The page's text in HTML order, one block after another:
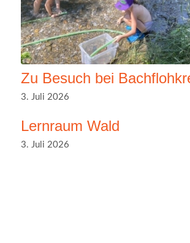
Zu Besuch bei
3. Juli 2026
Lernraum Wald
3. Juli 2026